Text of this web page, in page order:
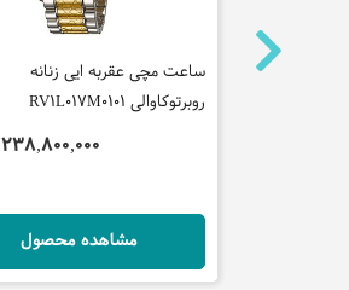
ساعت مچی عقربه ایی زنانه
روبرتوکاوالی RV1L017M0101
238,800,000 تومان
مشاهده محصول